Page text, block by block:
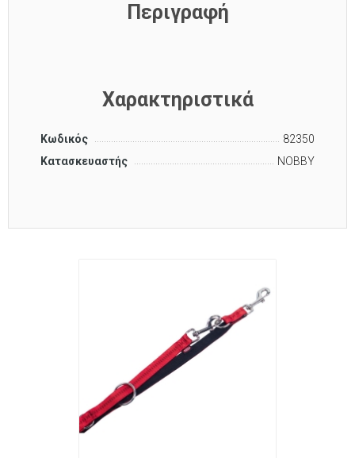
Περιγραφή
Χαρακτηριστικά
Κωδικός
82350
Κατασκευαστής
NOBBY